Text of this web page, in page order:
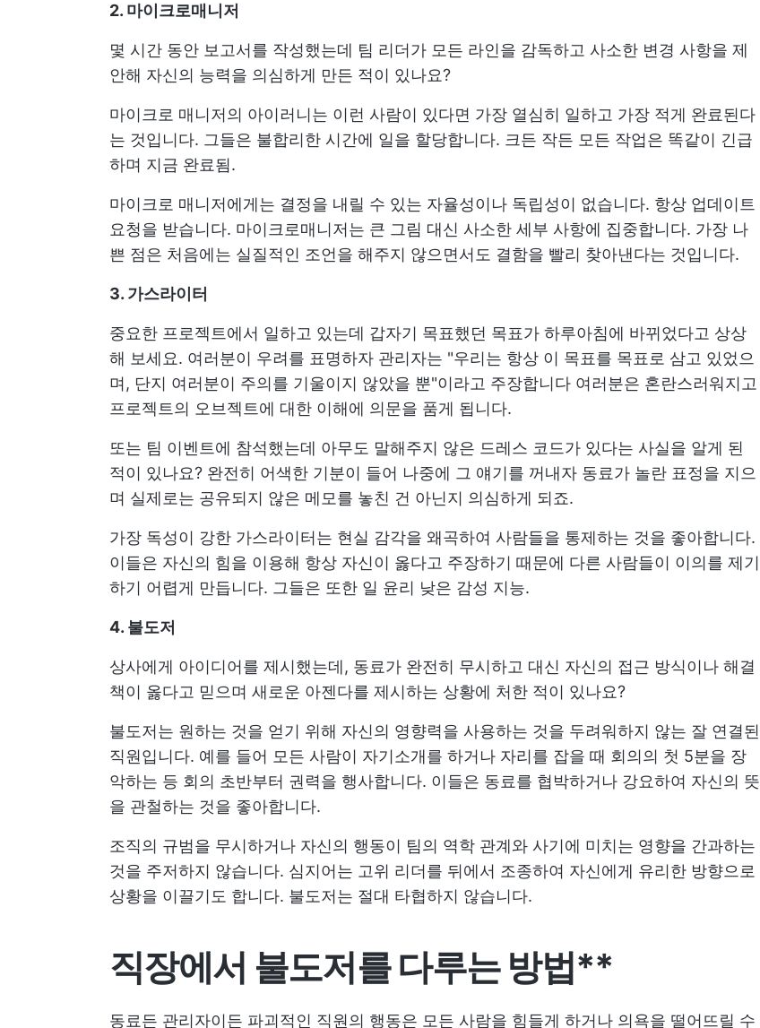
2. 마이크로매니저
몇 시간 동안 보고서를 작성했는데 팀 리더가 모든 라인을 감독하고 사소한 변경 사항을 제
안해 자신의 능력을 의심하게 만든 적이 있나요?
마이크로 매니저의 아이러니는 이런 사람이 있다면 가장 열심히 일하고 가장 적게 완료된다
는 것입니다. 그들은 불합리한 시간에 일을 할당합니다. 크든 작든 모든 작업은 똑같이 긴급
하며 지금 완료됨.
마이크로 매니저에게는 결정을 내릴 수 있는 자율성이나 독립성이 없습니다. 항상 업데이트
요청을 받습니다. 마이크로매니저는 큰 그림 대신 사소한 세부 사항에 집중합니다. 가장 나
쁜 점은 처음에는 실질적인 조언을 해주지 않으면서도 결함을 빨리 찾아낸다는 것입니다.
3. 가스라이터
중요한 프로젝트에서 일하고 있는데 갑자기 목표했던 목표가 하루아침에 바뀌었다고 상상
해 보세요. 여러분이 우려를 표명하자 관리자는 "우리는 항상 이 목표를 목표로 삼고 있었으
며, 단지 여러분이 주의를 기울이지 않았을 뿐"이라고 주장합니다 여러분은 혼란스러워지고
프로젝트의 오브젝트에 대한 이해에 의문을 품게 됩니다.
또는 팀 이벤트에 참석했는데 아무도 말해주지 않은 드레스 코드가 있다는 사실을 알게 된
적이 있나요? 완전히 어색한 기분이 들어 나중에 그 얘기를 꺼내자 동료가 놀란 표정을 지으
며 실제로는 공유되지 않은 메모를 놓친 건 아닌지 의심하게 되죠.
가장 독성이 강한 가스라이터는 현실 감각을 왜곡하여 사람들을 통제하는 것을 좋아합니다.
이들은 자신의 힘을 이용해 항상 자신이 옳다고 주장하기 때문에 다른 사람들이 이의를 제기
하기 어렵게 만듭니다. 그들은 또한 일 윤리 낮은 감성 지능.
4. 불도저
상사에게 아이디어를 제시했는데, 동료가 완전히 무시하고 대신 자신의 접근 방식이나 해결
책이 옳다고 믿으며 새로운 아젠다를 제시하는 상황에 처한 적이 있나요?
불도저는 원하는 것을 얻기 위해 자신의 영향력을 사용하는 것을 두려워하지 않는 잘 연결된
직원입니다. 예를 들어 모든 사람이 자기소개를 하거나 자리를 잡을 때 회의의 첫 5분을 장
악하는 등 회의 초반부터 권력을 행사합니다. 이들은 동료를 협박하거나 강요하여 자신의 뜻
을 관철하는 것을 좋아합니다.
조직의 규범을 무시하거나 자신의 행동이 팀의 역학 관계와 사기에 미치는 영향을 간과하는
것을 주저하지 않습니다. 심지어는 고위 리더를 뒤에서 조종하여 자신에게 유리한 방향으로
상황을 이끌기도 합니다. 불도저는 절대 타협하지 않습니다.
직장에서 불도저를 다루는 방법**
동료든 관리자이든 파괴적인 직원의 행동은 모든 사람을 힘들게 하거나 의욕을 떨어뜨릴 수